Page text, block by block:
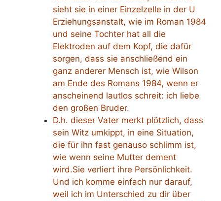
sieht sie in einer Einzelzelle in der U
Erziehungsanstalt, wie im Roman 1984
und seine Tochter hat all die
Elektroden auf dem Kopf, die dafür
sorgen, dass sie anschließend ein
ganz anderer Mensch ist, wie Wilson
am Ende des Romans 1984, wenn er
anscheinend lautlos schreit: ich liebe
den großen Bruder.
D.h. dieser Vater merkt plötzlich, dass
sein Witz umkippt, in eine Situation,
die für ihn fast genauso schlimm ist,
wie wenn seine Mutter dement
wird.Sie verliert ihre Persönlichkeit.
Und ich komme einfach nur darauf,
weil ich im Unterschied zu dir über